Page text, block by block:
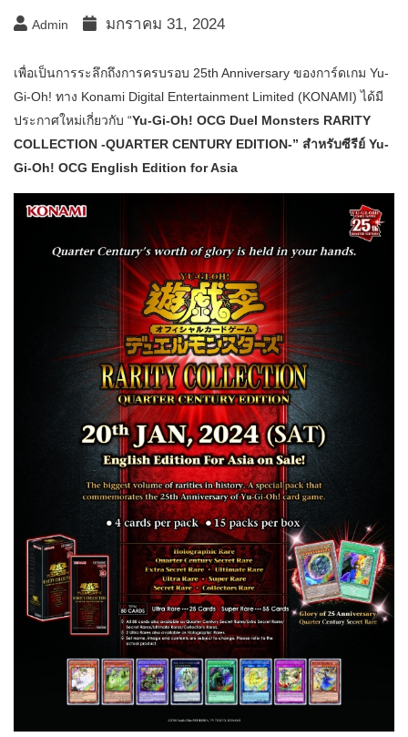
Admin มกราคม 31, 2024
​เพื่อเป็นการระลึกถึงการครบรอบ 25th Anniversary ของการ์ดเกม Yu-
Gi-Oh! ทาง Konami Digital Entertainment Limited (KONAMI) ได้มี
ประกาศใหม่เกี่ยวกับ “Yu-Gi-Oh! OCG Duel Monsters RARITY
COLLECTION -QUARTER CENTURY EDITION-” สำหรับซีรีย์ Yu-
Gi-Oh! OCG English Edition for Asia